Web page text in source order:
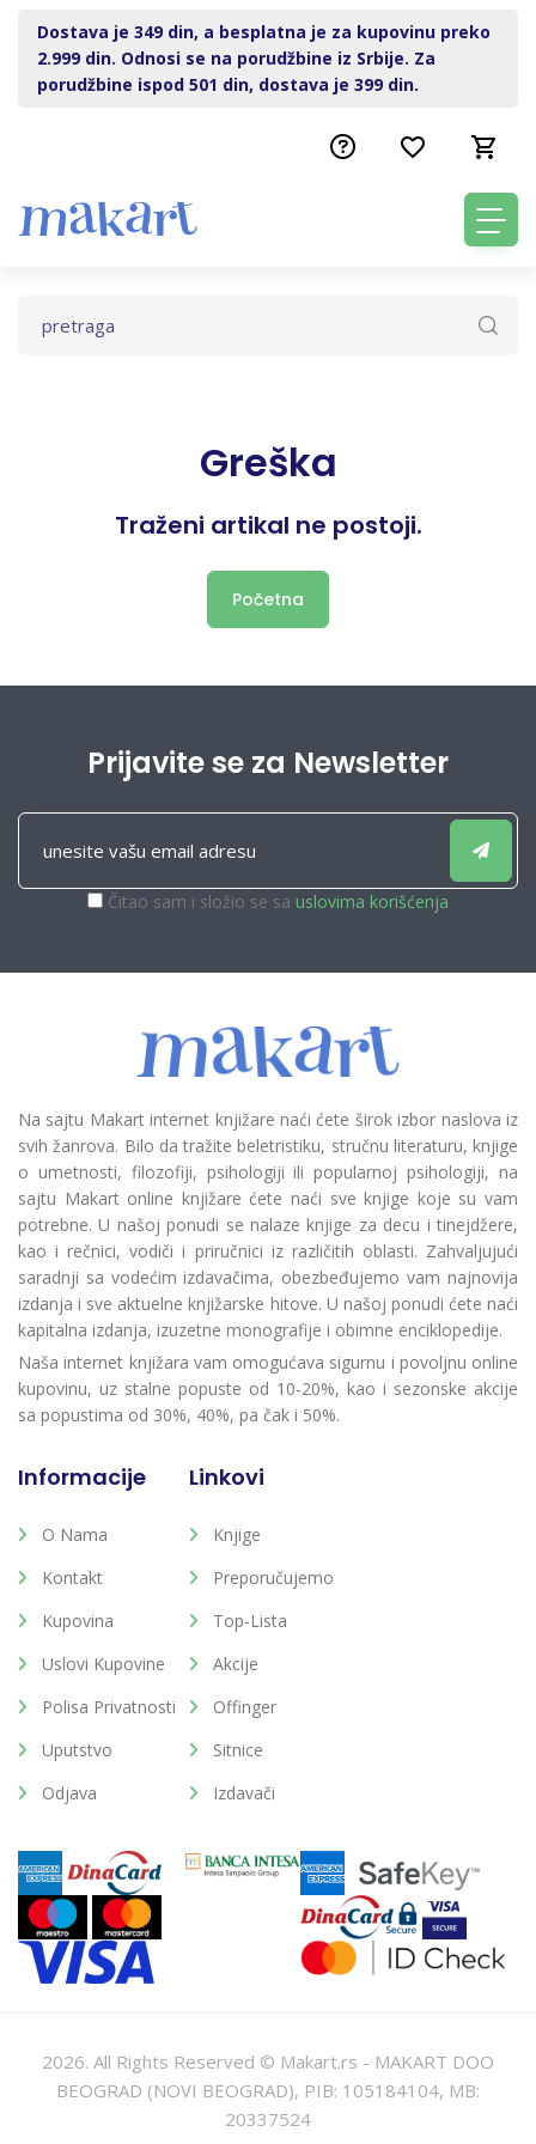
Dostava je 349 din, a besplatna je za kupovinu preko
2.999 din. Odnosi se na porudžbine iz Srbije. Za
porudžbine ispod 501 din, dostava je 399 din.
Greška
Traženi artikal ne postoji.
Početna
Prijavite se za Newsletter
Čitao sam i složio se sa uslovima korišćenja
Na sajtu Makart internet knjižare naći ćete širok izbor naslova iz
svih žanrova. Bilo da tražite beletristiku, stručnu literaturu, knjige
o umetnosti, filozofiji, psihologiji ili popularnoj psihologiji, na
sajtu Makart online knjižare ćete naći sve knjige koje su vam
potrebne. U našoj ponudi se nalaze knjige za decu i tinejdžere,
kao i rečnici, vodiči i priručnici iz različitih oblasti. Zahvaljujući
saradnji sa vodećim izdavačima, obezbeđujemo vam najnovija
izdanja i sve aktuelne knjižarske hitove. U našoj ponudi ćete naći
kapitalna izdanja, izuzetne monografije i obimne enciklopedije.
Naša internet knjižara vam omogućava sigurnu i povoljnu online
kupovinu, uz stalne popuste od 10-20%, kao i sezonske akcije
sa popustima od 30%, 40%, pa čak i 50%.
Informacije
O Nama
Kontakt
Kupovina
Uslovi Kupovine
Polisa Privatnosti
Uputstvo
Odjava
Linkovi
Knjige
Preporučujemo
Top-Lista
Akcije
Offinger
Sitnice
Izdavači
2026. All Rights Reserved © Makart.rs - MAKART DOO
BEOGRAD (NOVI BEOGRAD), PIB: 105184104, MB:
20337524